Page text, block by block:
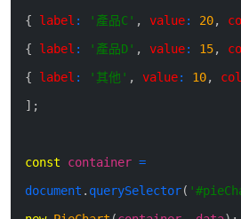
{
label : '產品C' , value: 20,
{
label : '產品D' , value: 15,
{
label : '其他' , value: 10,
] ;
const container =
document . querySelector(